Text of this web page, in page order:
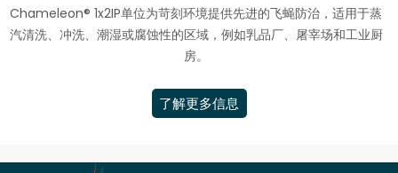
Chameleon® 1x2IP单位为苛刻环境提供先进的飞蝇防治，适用于蒸
汽清洗、冲洗、潮湿或腐蚀性的区域，例如乳品厂、屠宰场和工业厨
房。
了解更多信息